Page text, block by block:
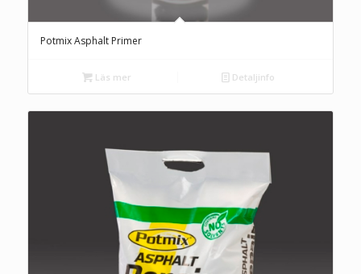
Potmix Asphalt Primer
Läs mer Detaljinfo